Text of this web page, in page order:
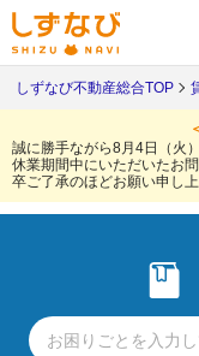
しずなび不動産総合TOP
誠に勝手ながら8月4日（火
休業期間中にいただいたお
卒ご了承のほどお願い申し上